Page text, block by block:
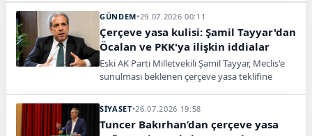
GÜNDEM•29.07.2026 00:11
Çerçeve yasa kulisi: Şamil Tayyar'dan
Öcalan ve PKK'ya ilişkin iddialar
Eski AK Parti Milletvekili Şamil Tayyar, Meclis'e
sunulması beklenen çerçeve yasa teklifine
siyaset yasağı ve örgüt yöneticilerine ilişkin
SİYASET•26.07.2026 19:58
Tuncer Bakırhan’dan çerçeve yasa